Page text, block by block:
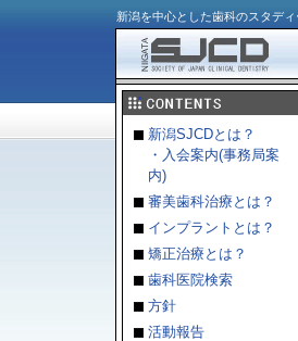
新潟を中心とした歯科のスタデ
新潟SJCDとは？
・入会案内(事務局案
内)
審美歯科治療とは？
インプラントとは？
矯正治療とは？
歯科医院検索
方針
活動報告